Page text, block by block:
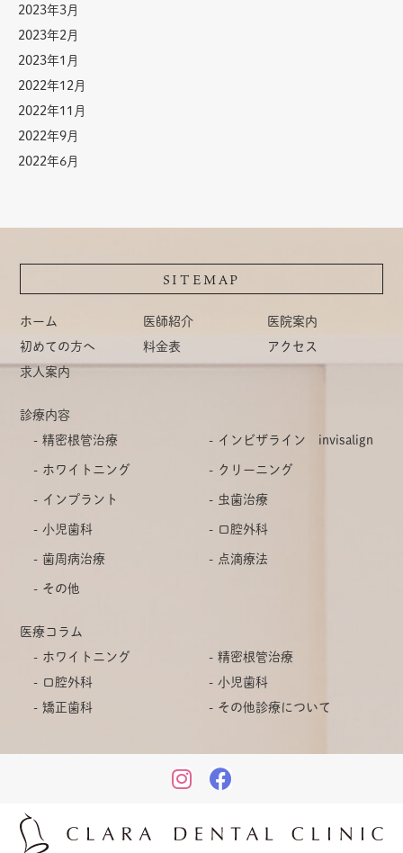
2023年3月
2023年2月
2023年1月
2022年12月
2022年11月
2022年9月
2022年6月
SITEMAP
ホーム 医師紹介
医院案内
初めての方へ
料金表
アクセス
求人案内
診療内容
精密根管治療
インビザライン invisalign
ホワイトニング クリーニング
インプラント 虫歯治療
小児歯科 口腔外科
歯周病治療 点滴療法
その他
医療コラム
ホワイトニング
精密根管治療
口腔外科
小児歯科
矯正歯科
その他診療について